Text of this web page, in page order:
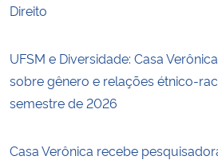
Direito
UFSM e Diversidade: Casa
sobre gênero e relações étnico-
semestre de 2026
Casa Verônica recebe